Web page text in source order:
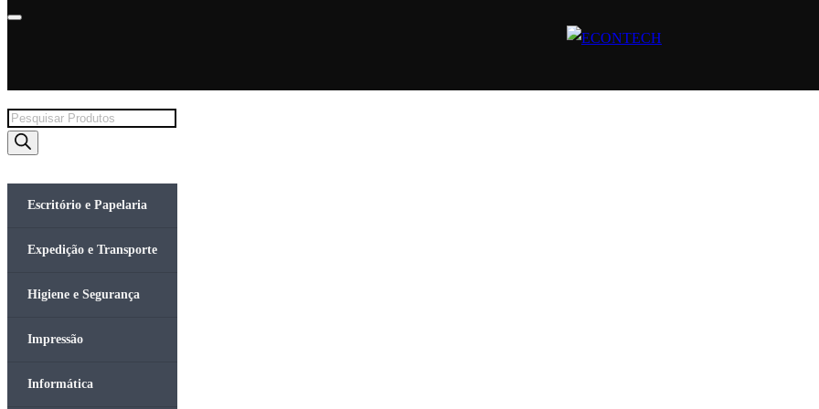
Products
search
Escritório e Papelaria
Expedição e Transporte
Higiene e Segurança
Impressão
Informática